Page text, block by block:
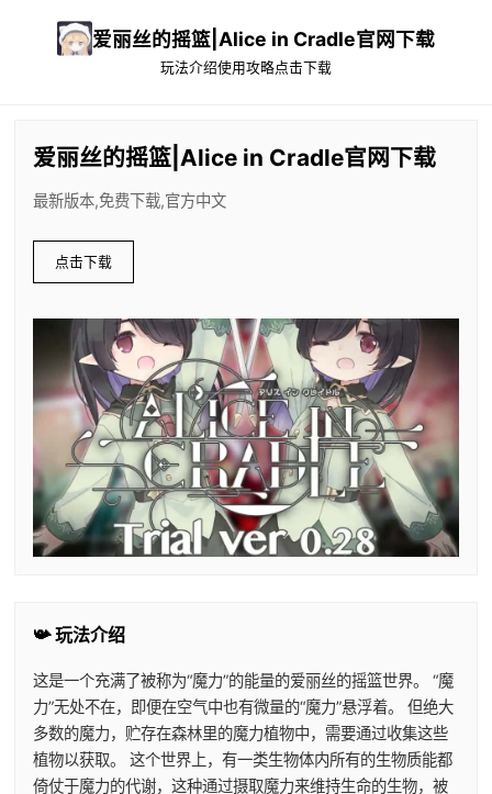
爱丽丝的摇篮|Alice in Cradle官网下载
玩法介绍使用攻略点击下载
爱丽丝的摇篮|Alice in Cradle官网下载
最新版本,免费下载,官方中文
点击下载
📯 玩法介绍
这是一个充满了被称为“魔力”的能量的爱丽丝的摇篮世界。 “魔
力”无处不在，即便在空气中也有微量的“魔力”悬浮着。 但绝大
多数的魔力，贮存在森林里的魔力植物中，需要通过收集这些
植物以获取。 这个世界上，有一类生物体内所有的生物质能都
倚仗于魔力的代谢，这种通过摄取魔力来维持生命的生物，被